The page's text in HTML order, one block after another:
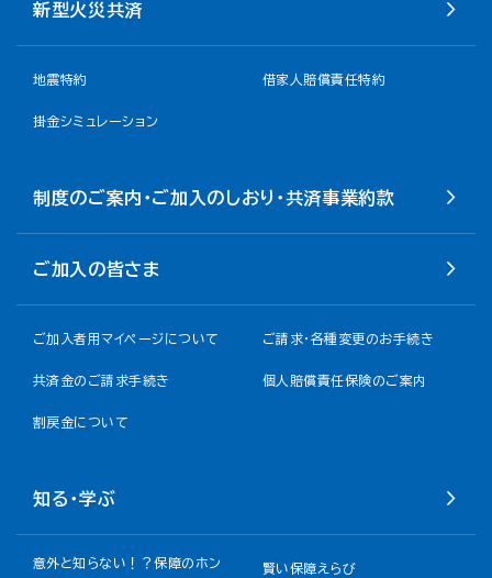
新型火災共済
地震特約 借家人賠償責任特約
掛金シミュレーション
制度のご案内・ご加入のしおり・共済事業約款
ご加入の皆さま
ご加入者用マイページについて ご請求・各種変更のお手続き
共済金のご請求手続き 個人賠償責任保険のご案内
割戻金について​
知る・学ぶ
意外と知らない！？保障のホン
賢い保障えらび